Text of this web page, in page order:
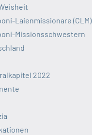
Laienmissionare (CLM)
Missionsschwestern
2022